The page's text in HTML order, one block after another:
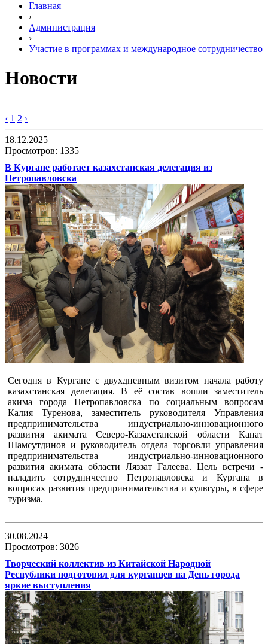
Главная
›
Администрация
›
Участие в программах и международное сотрудничество
Новости
‹ 1 2 ›
18.12.2025
Просмотров: 1335
В Кургане работает казахстанская делегация из
Петропавловска
Сегодня в Кургане с двухдневным визитом начала работу
казахстанская делегация. В её состав вошли заместитель
акима города Петропавловска по социальным вопросам
Калия Туренова, заместитель руководителя Управления
предпринимательства индустриально-инновационного
развития акимата Северо-Казахстанской области Канат
Шамсутдинов и руководитель отдела торговли управления
предпринимательства индустриально-инновационного
развития акимата области Ляззат Галеева. Цель встречи -
наладить сотрудничество Петропавловска и Кургана в
вопросах развития предпринимательства и культуры, в сфере
туризма.
30.08.2024
Просмотров: 3026
Творческий коллектив из Китайской Народной
Республики подготовил для курганцев на День города
яркие выступления